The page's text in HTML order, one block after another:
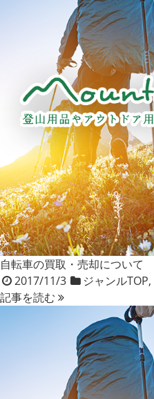
自転車の買取・売却について
2017/11/3
ジャンルTOP,
記事を読む